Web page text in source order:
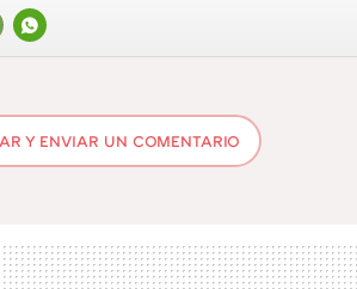
WHATSAPP
Y ENVIAR UN COMENTARIO